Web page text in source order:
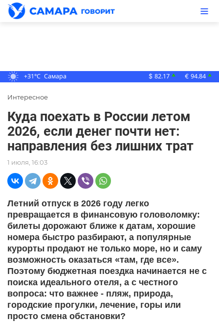
+31°C Самара $ 82.17 ▲ € 94.84 ▲
Интересное
Куда поехать в России летом
2026, если денег почти нет:
направления без лишних трат
1 июля, 16:03
Летний отпуск в 2026 году легко
превращается в финансовую головоломку:
билеты дорожают ближе к датам, хорошие
номера быстро разбирают, а популярные
курорты продают не только море, но и саму
возможность оказаться «там, где все».
Поэтому бюджетная поездка начинается не с
поиска идеального отеля, а с честного
вопроса: что важнее - пляж, природа,
городские прогулки, лечение, горы или
просто смена обстановки?